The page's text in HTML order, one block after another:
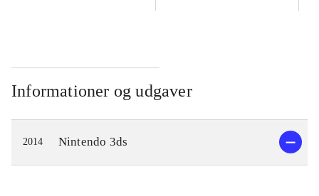
Informationer og udgaver
2014 Nintendo 3ds